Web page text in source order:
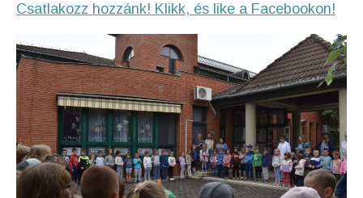
Csatlakozz hozzánk! Klikk, és like a Facebookon!